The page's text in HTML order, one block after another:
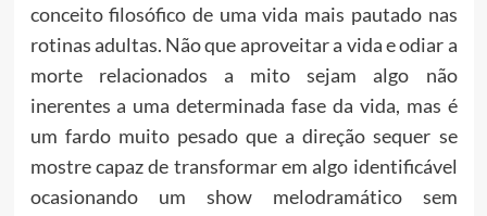
conceito filosófico de uma vida mais pautado nas
rotinas adultas. Não que aproveitar a vida e odiar a
morte relacionados a mito sejam algo não
inerentes a uma determinada fase da vida, mas é
um fardo muito pesado que a direção sequer se
mostre capaz de transformar em algo identificável
ocasionando um show melodramático sem